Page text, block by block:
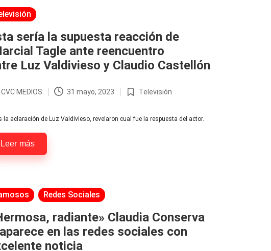
sería la supuesta reacción de
Tagle ante reencuentro
Luz Valdivieso y Claudio Castellón
CVC MEDIOS 31 mayo, 2023
Publicada
Televisión
la aclaración de Luz Valdivieso, revelaron cual fue la respuesta del actor.
Leer más
Redes Sociales
radiante» Claudia Conserva
en las redes sociales con
noticia